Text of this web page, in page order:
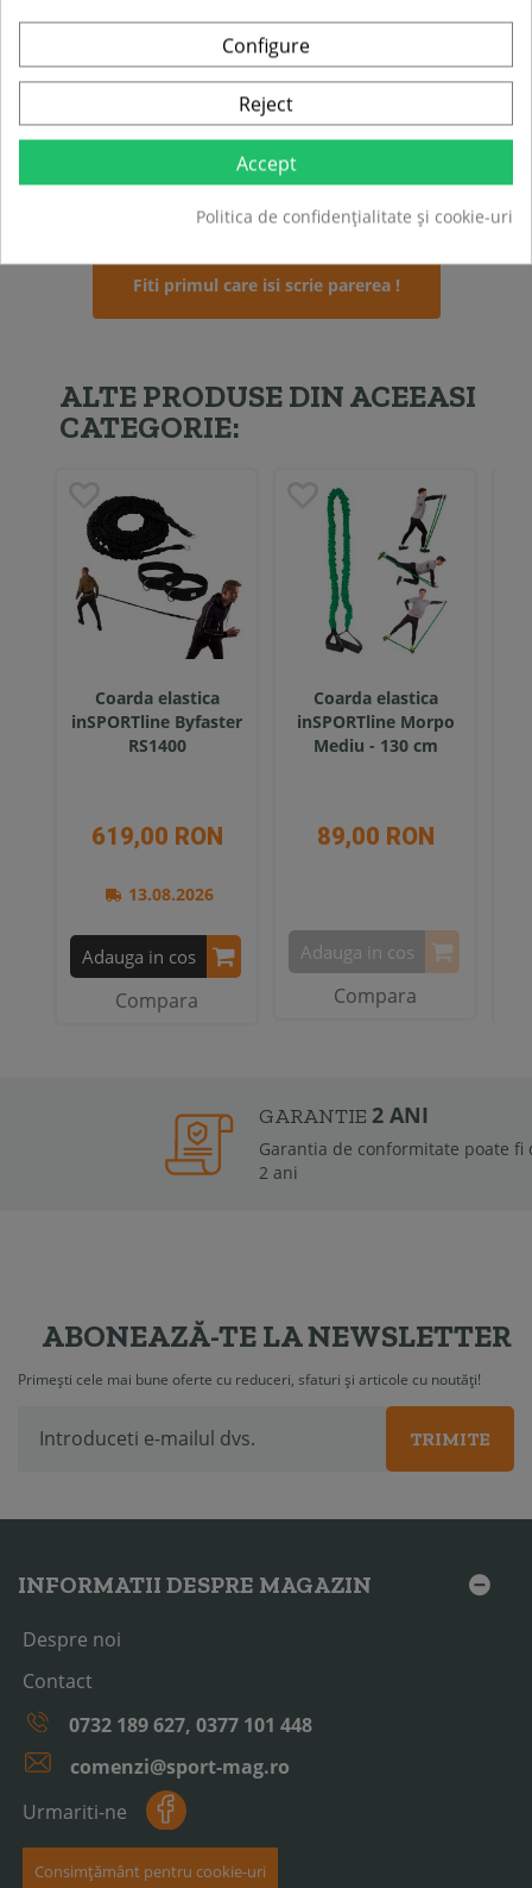
TABEL DE DATE
Fiti primul care isi scrie parerea !
ALTE PRODUSE DIN ACEEASI
CATEGORIE:
Coarda elastica
inSPORTline Byfaster
RS1400
619,00 RON
13.08.2026
Adauga in cos
Compara
Coarda elastica
inSPORTline Morpo
Mediu - 130 cm
89,00 RON
Adauga in cos
Compara
GARANTIE 2 ANI
Garantia de conformitate poate fi de la 6 luni la
2 ani
ABONEAZĂ-TE LA NEWSLETTER
Primești cele mai bune oferte cu reduceri, sfaturi și articole cu noutăți!
TRIMITE
INFORMATII DESPRE MAGAZIN
Despre noi
Contact
0732 189 627, 0377 101 448
comenzi@sport-mag.ro
Urmariti-ne
Consimțământ pentru cookie-uri
Configure
Reject
Accept
Politica de confidențialitate și cookie-uri